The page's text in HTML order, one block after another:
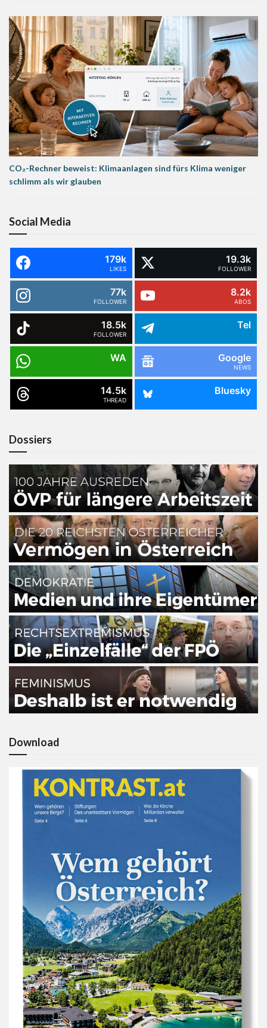
CO₂-Rechner beweist: Klimaanlagen sind fürs Klima weniger
schlimm als wir glauben
Social Media
179k
LIKES
19.3k
FOLLOWER
77k
FOLLOWER
8.2k
ABOS
18.5k
FOLLOWER
Tel
WA Google
NEWS
14.5k
THREAD
Bluesky
Dossiers
Download